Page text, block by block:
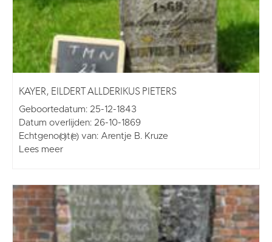
KAYER, EILDERT ALLDERIKUS PIETERS
Geboortedatum: 25-12-1843
Datum overlijden: 26-10-1869
Echtgeno(o)t(e) van: Arentje B. Kruze
Lees meer